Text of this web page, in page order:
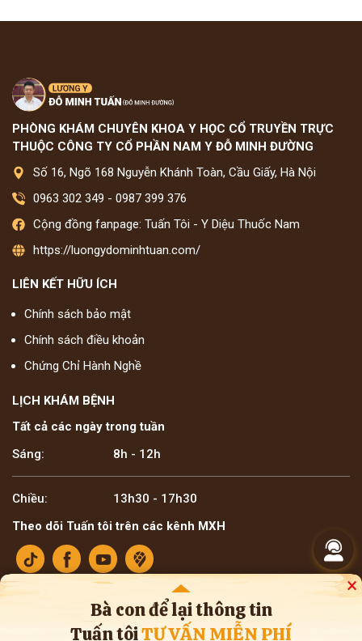
Bà con để lại thông tin
Tuấn tôiTƯ VẤN MIỄN PHÍ
×
PHÒNG KHÁM CHUYÊN KHOA Y HỌC CỔ TRUYỀN TRỰC
THUỘC CÔNG TY CỔ PHẦN NAM Y ĐỖ MINH ĐƯỜNG
Số 16, Ngõ 168 Nguyễn Khánh Toàn, Cầu Giấy, Hà Nội
0963 302 349 - 0987 399 376
Cộng đồng fanpage: Tuấn Tôi - Y Diệu Thuốc Nam
https://luongydominhtuan.com/
LIÊN KẾT HỮU ÍCH
Chính sách bảo mật
Chính sách điều khoản
Chứng Chỉ Hành Nghề
LỊCH KHÁM BỆNH
Tất cả các ngày trong tuần
Sáng:
8h - 12h
Chiều:
13h30 - 17h30
Theo dõi Tuấn tôi trên các kênh MXH
Bản quyền ©2025 Lương y Đỗ Minh Tuấn